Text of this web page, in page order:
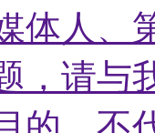
体人、
，请与